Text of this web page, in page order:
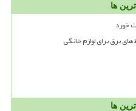
ها
برق برای لوازم خانگی
ها